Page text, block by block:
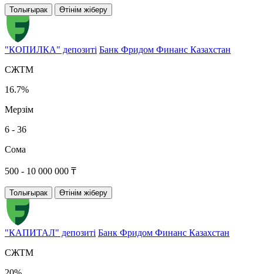
Толығырак Өтінім жіберу
"КОПИЛКА" депозиті Банк Фридом Финанс Казахстан
СЖТМ
16.7%
Мерзім
6 - 36
Сома
500 - 10 000 000 ₸
Толығырак Өтінім жіберу
"КАПИТАЛ" депозиті Банк Фридом Финанс Казахстан
СЖТМ